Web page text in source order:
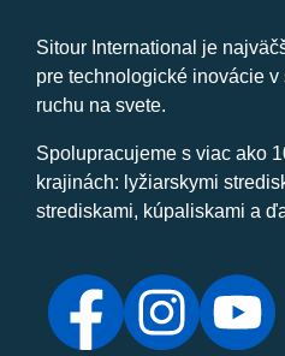
Sitour International je
pre technologické inovácie
ruchu na svete.
Spolupracujeme s viac ako
krajinách: lyžiarskymi
strediskami, kúpaliskami a